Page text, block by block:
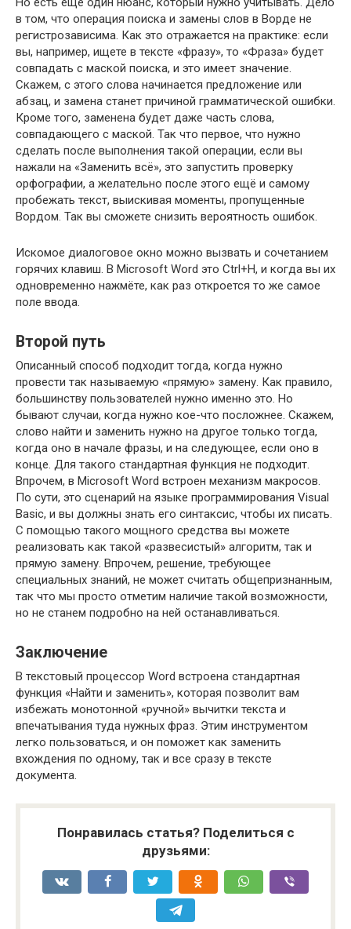
в том, что операция поиска и замены слов в Ворде не
регистрозависима. Как это отражается на практике: если
вы, например, ищете в тексте «фразу», то «Фраза» будет
совпадать с маской поиска, и это имеет значение.
Скажем, с этого слова начинается предложение или
абзац, и замена станет причиной грамматической ошибки.
Кроме того, заменена будет даже часть слова,
совпадающего с маской. Так что первое, что нужно
сделать после выполнения такой операции, если вы
нажали на «Заменить всё», это запустить проверку
орфографии, а желательно после этого ещё и самому
пробежать текст, выискивая моменты, пропущенные
Вордом. Так вы сможете снизить вероятность ошибок.
Искомое диалоговое окно можно вызвать и сочетанием
горячих клавиш. В Microsoft Word это Ctrl+H, и когда вы их
одновременно нажмёте, как раз откроется то же самое
поле ввода.
Второй путь
Описанный способ подходит тогда, когда нужно
провести так называемую «прямую» замену. Как правило,
большинству пользователей нужно именно это. Но
бывают случаи, когда нужно кое-что посложнее. Скажем,
слово найти и заменить нужно на другое только тогда,
когда оно в начале фразы, и на следующее, если оно в
конце. Для такого стандартная функция не подходит.
Впрочем, в Microsoft Word встроен механизм макросов.
По сути, это сценарий на языке программирования Visual
Basic, и вы должны знать его синтаксис, чтобы их писать.
С помощью такого мощного средства вы можете
реализовать как такой «развесистый» алгоритм, так и
прямую замену. Впрочем, решение, требующее
специальных знаний, не может считать общепризнанным,
так что мы просто отметим наличие такой возможности,
но не станем подробно на ней останавливаться.
Заключение
В текстовый процессор Word встроена стандартная
функция «Найти и заменить», которая позволит вам
избежать монотонной «ручной» вычитки текста и
впечатывания туда нужных фраз. Этим инструментом
легко пользоваться, и он поможет как заменить
вхождения по одному, так и все сразу в тексте
документа.
Понравилась статья? Поделиться с
друзьями: